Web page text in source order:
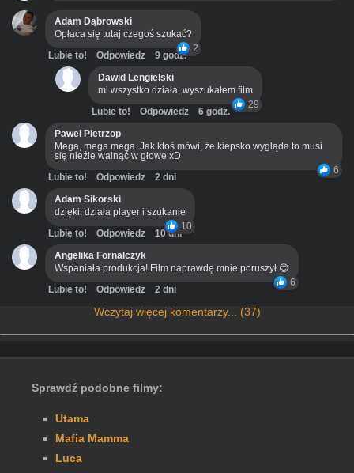
Adam Dąbrowski
Opłaca się tutaj czegoś szukać?
2
Lubie to! Odpowiedz
9 godz.
Dawid Lengielski
mi wszystko działa, wyszukałem film
29
Lubie to! Odpowiedz
6 godz.
Paweł Pietrzop
Mega, mega mega. Jak ktoś mówi, że kiepsko wygląda to musi
się nieźle walnąć w głowe xD
6
Lubie to! Odpowiedz
2 dni
Adam Sikorski
dzięki, działa player i szukanie
10
Lubie to! Odpowiedz
10 dni
Angelika Fornalczyk
Wspaniała produkcja! Film naprawdę mnie poruszył 😊
6
Lubie to! Odpowiedz 2 dni
Wczytaj więcej komentarzy... (37)
Sprawdź podobne filmy:
Utama
Mafia Mamma
Luca